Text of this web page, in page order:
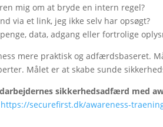
mig om at bryde en intern regel?
via et link, jeg ikke selv har opsøgt?
data, adgang eller fortrolige
mere praktisk og adfærdsbaseret.
Målet er at skabe sunde
sikkerhedsadfærd med
https://securefirst.dk/awareness-